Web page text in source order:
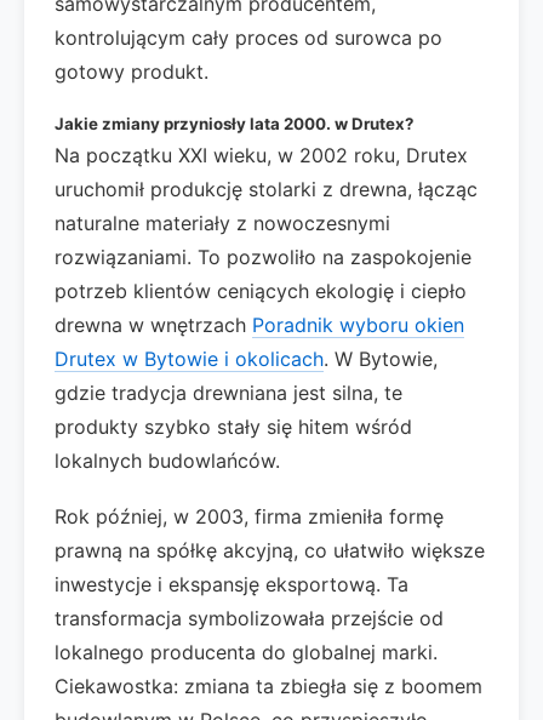
kontrolującym cały proces od surowca po
gotowy produkt.
Jakie zmiany przyniosły lata 2000. w Drutex?
Na początku XXI wieku, w 2002 roku, Drutex
uruchomił produkcję stolarki z drewna, łącząc
naturalne materiały z nowoczesnymi
rozwiązaniami. To pozwoliło na zaspokojenie
potrzeb klientów ceniących ekologię i ciepło
drewna w wnętrzach Poradnik wyboru okien
Drutex w Bytowie i okolicach. W Bytowie,
gdzie tradycja drewniana jest silna, te
produkty szybko stały się hitem wśród
lokalnych budowlańców.
Rok później, w 2003, firma zmieniła formę
prawną na spółkę akcyjną, co ułatwiło większe
inwestycje i ekspansję eksportową. Ta
transformacja symbolizowała przejście od
lokalnego producenta do globalnej marki.
Ciekawostka: zmiana ta zbiegła się z boomem